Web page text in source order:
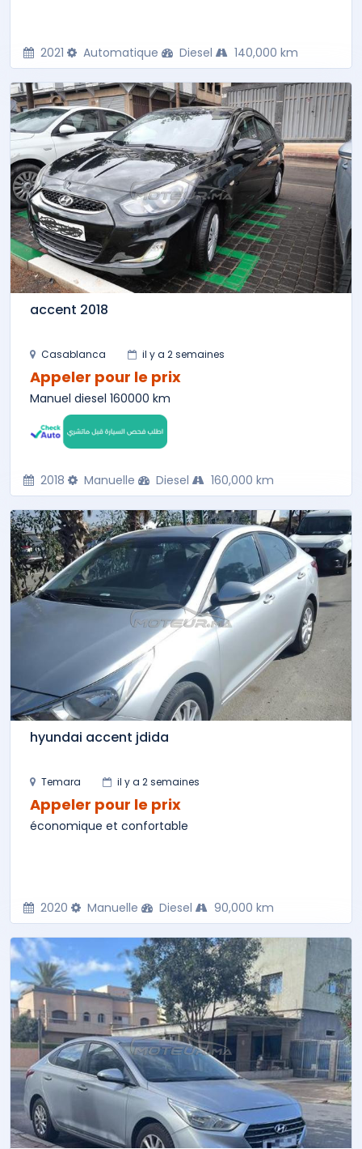
2021 Automatique Diesel 140,000 km
accent 2018
Casablanca il y a 2 semaines
Appeler pour le prix
Manuel diesel 160000 km
2018 Manuelle Diesel 160,000 km
hyundai accent jdida
Temara il y a 2 semaines
Appeler pour le prix
économique et confortable
2020 Manuelle Diesel 90,000 km